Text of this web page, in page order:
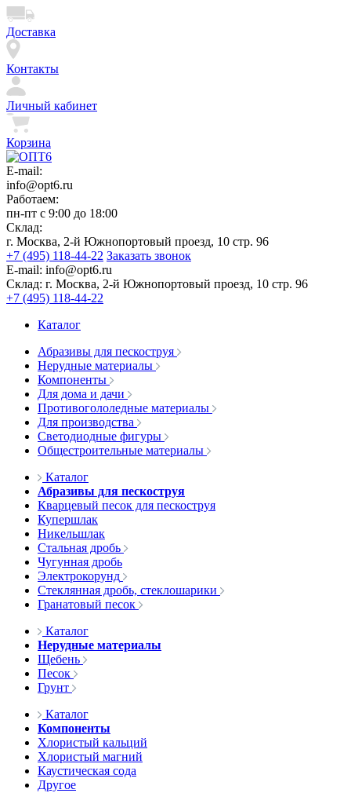
Доставка
Контакты
Личный кабинет
Корзина
E-mail:
info@opt6.ru
Работаем:
пн-пт с 9:00 до 18:00
Склад:
г. Москва, 2-й Южнопортовый проезд, 10 стр. 96
+7 (495) 118-44-22 Заказать звонок
E-mail: info@opt6.ru
Склад: г. Москва, 2-й Южнопортовый проезд, 10 стр. 96
+7 (495) 118-44-22
Каталог
Абразивы для пескоструя
Нерудные материалы
Компоненты
Для дома и дачи
Противогололедные материалы
Для производства
Светодиодные фигуры
Общестроительные материалы
Каталог
Абразивы для пескоструя
Кварцевый песок для пескоструя
Купершлак
Никельшлак
Стальная дробь
Чугунная дробь
Электрокорунд
Стеклянная дробь, стеклошарики
Гранатовый песок
Каталог
Нерудные материалы
Щебень
Песок
Грунт
Каталог
Компоненты
Хлористый кальций
Хлористый магний
Каустическая сода
Другое